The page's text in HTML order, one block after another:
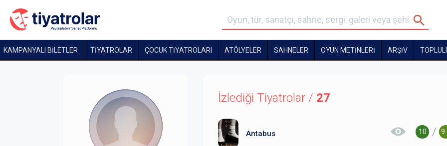
KAMPANYALI BİLETLER TİYATROLAR ÇOCUK TIYATROLARI ATÖLYELER SAHNELER OYUN METİNLERİ ARŞİV
İzlediği Tiyatrolar / 27
/
10
Antabus